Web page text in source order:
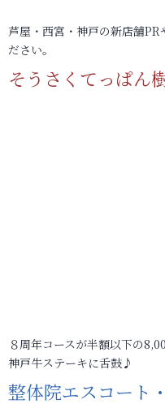
芦屋・西宮・神戸の新店舗
ださい。
そうさくてっぱん
８周年コースが半額以下の
神戸牛ステーキに舌鼓♪
整体院エスコート